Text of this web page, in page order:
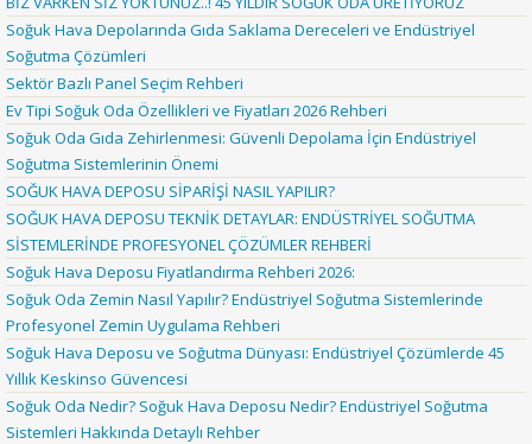
Soğuk Hava Depolarında Gıda Saklama Dereceleri ve Endüstriyel
Soğutma Çözümleri
Sektör Bazlı Panel Seçim Rehberi
Ev Tipi Soğuk Oda Özellikleri ve Fiyatları 2026 Rehberi
Soğuk Oda Gıda Zehirlenmesi: Güvenli Depolama İçin Endüstriyel
Soğutma Sistemlerinin Önemi
SOĞUK HAVA DEPOSU SİPARİŞİ NASIL YAPILIR?
SOĞUK HAVA DEPOSU TEKNİK DETAYLAR: ENDÜSTRİYEL SOĞUTMA
SİSTEMLERİNDE PROFESYONEL ÇÖZÜMLER REHBERİ
Soğuk Hava Deposu Fiyatlandırma Rehberi 2026:
Soğuk Oda Zemin Nasıl Yapılır? Endüstriyel Soğutma Sistemlerinde
Profesyonel Zemin Uygulama Rehberi
Soğuk Hava Deposu ve Soğutma Dünyası: Endüstriyel Çözümlerde 45
Yıllık Keskinso Güvencesi
Soğuk Oda Nedir? Soğuk Hava Deposu Nedir? Endüstriyel Soğutma
Sistemleri Hakkında Detaylı Rehber